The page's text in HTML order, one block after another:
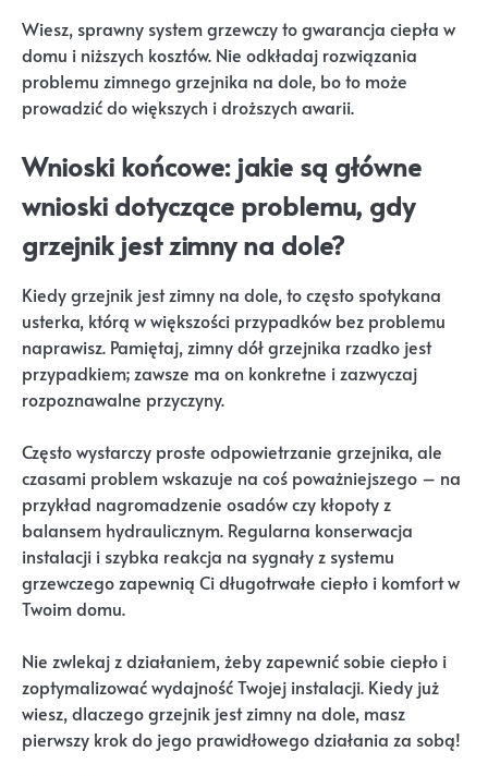
Wiesz, sprawny system grzewczy to gwarancja ciepła w
domu i niższych kosztów. Nie odkładaj rozwiązania
problemu zimnego grzejnika na dole, bo to może
prowadzić do większych i droższych awarii.
Wnioski końcowe: jakie są główne
wnioski dotyczące problemu, gdy
grzejnik jest zimny na dole?
Kiedy grzejnik jest zimny na dole, to często spotykana
usterka, którą w większości przypadków bez problemu
naprawisz. Pamiętaj, zimny dół grzejnika rzadko jest
przypadkiem; zawsze ma on konkretne i zazwyczaj
rozpoznawalne przyczyny.
Często wystarczy proste odpowietrzanie grzejnika, ale
czasami problem wskazuje na coś poważniejszego – na
przykład nagromadzenie osadów czy kłopoty z
balansem hydraulicznym. Regularna konserwacja
instalacji i szybka reakcja na sygnały z systemu
grzewczego zapewnią Ci długotrwałe ciepło i komfort w
Twoim domu.
Nie zwlekaj z działaniem, żeby zapewnić sobie ciepło i
zoptymalizować wydajność Twojej instalacji. Kiedy już
wiesz, dlaczego grzejnik jest zimny na dole, masz
pierwszy krok do jego prawidłowego działania za sobą!